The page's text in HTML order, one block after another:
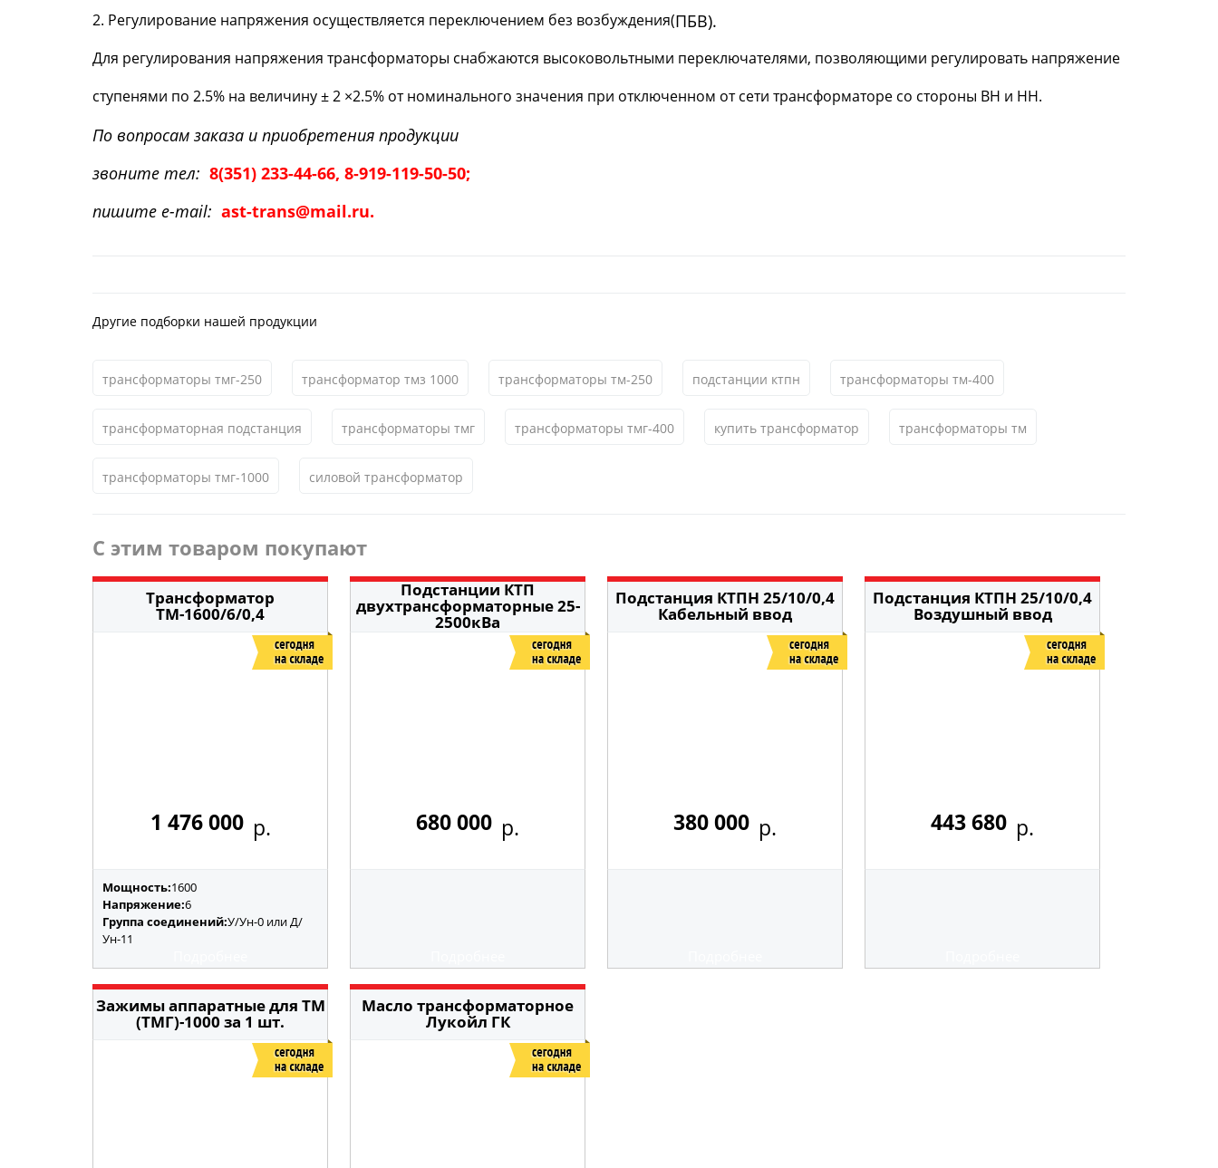
2. Регулирование напряжения осуществляется переключением без возбуждения(ПБВ).
Для регулирования напряжения трансформаторы снабжаются высоковольтными переключателями, позволяющими регулировать напряжение
ступенями по 2.5% на величину ± 2 ×2.5% от номинального значения при отключенном от сети трансформаторе со стороны ВН и НН.
По вопросам заказа и приобретения продукции
звоните тел: 8(351) 233-44-66, 8-919-119-50-50;
пишите e-mail: ast-trans@mail.ru.
Другие подборки нашей продукции
трансформаторы тмг-250 трансформатор тмз 1000 трансформаторы тм-250 подстанции ктпн трансформаторы тм-400
трансформаторная подстанция трансформаторы тмг трансформаторы тмг-400 купить трансформатор трансформаторы тм
трансформаторы тмг-1000 силовой трансформатор
С этим товаром покупают
Трансформатор
ТМ-1600/6/0,4
1 476 000 р.
Мощность:1600
Напряжение:6
Группа соединений:У/Ун-0 или Д/
Ун-11
Подстанции КТП
двухтрансформаторные 25-
2500кВа
680 000 р.
Подстанция КТПН 25/10/0,4
Кабельный ввод
380 000 р.
Подстанция КТПН 25/10/0,4
Воздушный ввод
443 680 р.
Зажимы аппаратные для ТМ
(ТМГ)-1000 за 1 шт.
Масло трансформаторное
Лукойл ГК